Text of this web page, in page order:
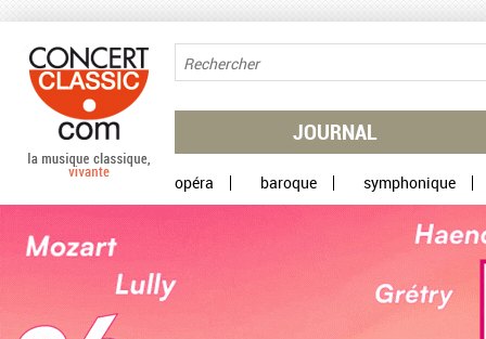
JOURNAL
opéra baroque symphonique